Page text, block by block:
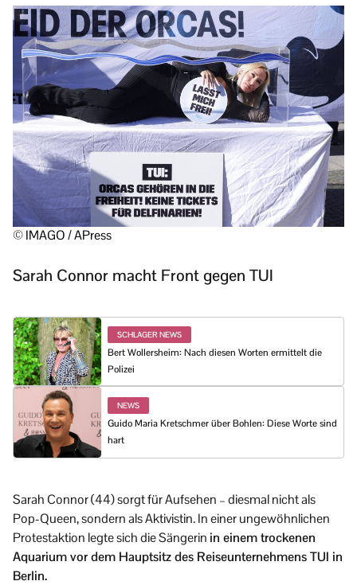
© IMAGO / APress
Sarah Connor macht Front gegen TUI
SCHLAGER NEWS
Bert Wollersheim: Nach diesen Worten ermittelt die
Polizei
NEWS
Guido Maria Kretschmer über Bohlen: Diese Worte sind
hart
Sarah Connor (44) sorgt für Aufsehen – diesmal nicht als
Pop-Queen, sondern als Aktivistin. In einer ungewöhnlichen
Protestaktion legte sich die Sängerin in einem trockenen
Aquarium vor dem Hauptsitz des Reiseunternehmens TUI in
Berlin.